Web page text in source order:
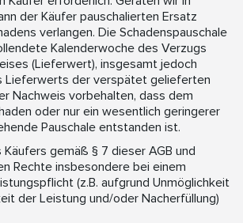
der Käufer pauschalierten Ersatz
verlangen. Die Schadenspauschale
Kalenderwoche des Verzugs
(Lieferwert), insgesamt jedoch
Lieferwerts der verspätet gelieferten
Nachweis vorbehalten, dass dem
oder nur ein wesentlich geringerer
Pauschale entstanden ist.
gemäß § 7 dieser AGB und
Rechte insbesondere bei einem
(z.B. aufgrund Unmöglichkeit
der Leistung und/oder Nacherfüllung)